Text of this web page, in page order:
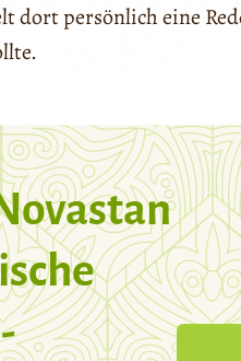
dort persönlich eine